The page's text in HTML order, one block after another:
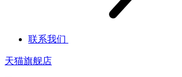
联系我们
天猫旗舰店